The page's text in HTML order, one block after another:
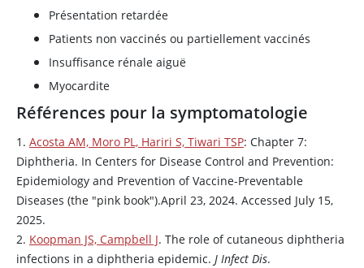
Présentation retardée
Patients non vaccinés ou partiellement vaccinés
Insuffisance rénale aiguë
Myocardite
Références pour la symptomatologie
1. Acosta AM, Moro PL, Hariri S, Tiwari TSP: Chapter 7:
Diphtheria. In Centers for Disease Control and Prevention:
Epidemiology and Prevention of Vaccine-Preventable
Diseases (the "pink book").April 23, 2024. Accessed July 15,
2025.
2. Koopman JS, Campbell J. The role of cutaneous diphtheria
infections in a diphtheria epidemic. J Infect Dis.